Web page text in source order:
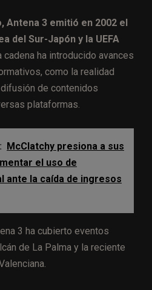
Antena 3 emitió en 2002 el
del Sur-Japón y la UEFA
cadena ha introducido avances
como la realidad
de contenidos
plataformas.
McClatchy presiona a sus
el uso de
ante la caída de ingresos
3 ha cubierto eventos
de La Palma y la reciente